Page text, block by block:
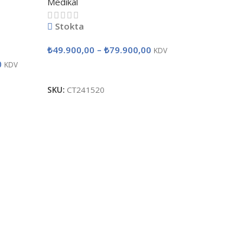
KDV
Stokta
₺49.900,00 – ₺79.900,00 KDV
SKU: CT241520